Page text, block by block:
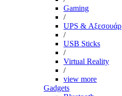
Gaming
/
UPS & Αξεσουάρ
/
USB Sticks
/
Virtual Reality
/
view more
Gadgets